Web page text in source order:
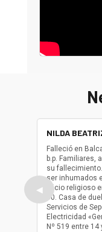
◀
NILDA
Falleció en
b.p. Familiares,
su
ser inhumados
oficio religioso
10. Casa de
Servicios de
Electricidad
Nº 519 entre